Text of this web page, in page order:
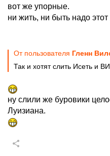
вот же упорные.
ни жить, ни быть надо этот
От пользователя Гленн
Так и хотят слить Исеть и
ну слили же буровики
Луизиана.